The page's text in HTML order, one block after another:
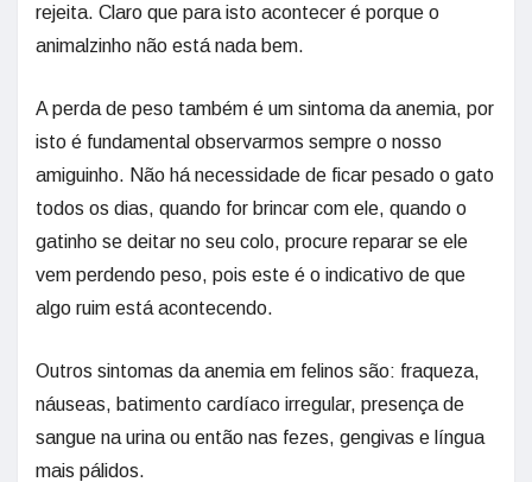
rejeita. Claro que para isto acontecer é porque o
animalzinho não está nada bem.
A perda de peso também é um sintoma da anemia, por
isto é fundamental observarmos sempre o nosso
amiguinho. Não há necessidade de ficar pesado o gato
todos os dias, quando for brincar com ele, quando o
gatinho se deitar no seu colo, procure reparar se ele
vem perdendo peso, pois este é o indicativo de que
algo ruim está acontecendo.
Outros sintomas da anemia em felinos são: fraqueza,
náuseas, batimento cardíaco irregular, presença de
sangue na urina ou então nas fezes, gengivas e língua
mais pálidos.